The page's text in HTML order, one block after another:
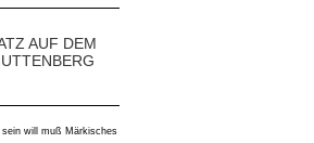
AUF DEM
will muß Märkisches